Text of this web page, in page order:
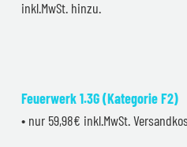
inkl.MwSt. hinzu.
Feuerwerk 1.3G (Kategorie F2)
• nur 59,98€ inkl.MwSt.